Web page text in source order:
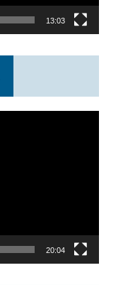
13:03
20:04